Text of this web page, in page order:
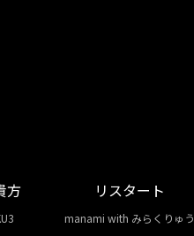
方 リスタート
manami with みらくりゅう